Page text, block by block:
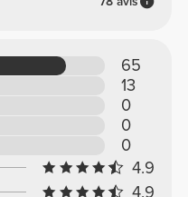
65
13
0
0
0
4.9
4.9